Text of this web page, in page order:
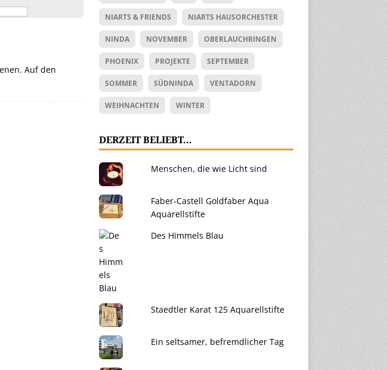
Auf den
NIARTS & FRIENDS NIARTS HAUSORCHESTER
NINDA NOVEMBER OBERLAUCHRINGEN
PHOENIX PROJEKTE SEPTEMBER
SOMMER SÜDNINDA VENTADORN
WEIHNACHTEN WINTER
DERZEIT BELIEBT…
Menschen, die wie Licht sind
Faber-Castell Goldfaber Aqua
Aquarellstifte
Des Himmels Blau
Staedtler Karat 125 Aquarellstifte
Ein seltsamer, befremdlicher Tag